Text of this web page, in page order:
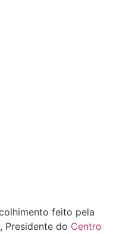
feito pela
Presidente do Centro